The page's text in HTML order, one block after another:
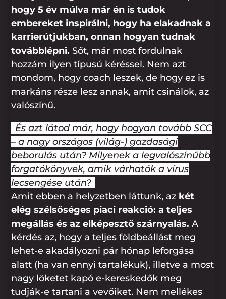
hogy 5 év múlva már én is tudok
embereket inspirálni, hogy ha elakadnak a
karrierútjukban, onnan hogyan tudnak
továbblépni. Sőt, már most fordulnak
hozzám ilyen típusú kéréssel. Nem azt
mondom, hogy coach leszek, de hogy ez is
markáns része lesz annak, amit csinálok, az
valószínű.
És azt látod már, hogy hogyan tovább SCC
– a nagy országos (világ-) gazdasági
beborulás után? Milyenek a legvalószínűbb
forgatókönyvek, amik várhatók a vírus
lecsengése után?
Amit ebben a helyzetben láttunk, az két
elég szélsőséges piaci reakció: a teljes
megállás és az elképesztő szárnyalás. A
kérdés az, hogy a teljes földbeállást meg
lehet-e akadályozni pár hónap leforgása
alatt (ha van ennyi tartalékuk), illetve a most
nagy löketet kapó e-kereskedők meg
tudják-e tartani a vevőiket. Nem mellékes